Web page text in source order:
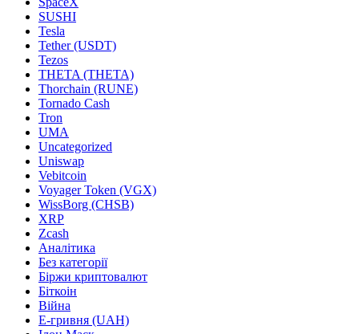
SUSHI
Tesla
Tether (USDT)
Tezos
THETA (THETA)
Thorchain (RUNE)
Tornado Cash
Tron
UMA
Uncategorized
Uniswap
Vebitcoin
Voyager Token (VGX)
WissBorg (CHSB)
XRP
Zcash
Аналітика
Без категорії
Біржи криптовалют
Біткоін
Війна
Е-гривня (UAH)